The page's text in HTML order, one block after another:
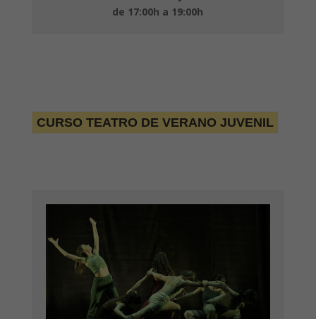
de 17:00h a 19:00h
CURSO TEATRO DE VERANO JUVENIL